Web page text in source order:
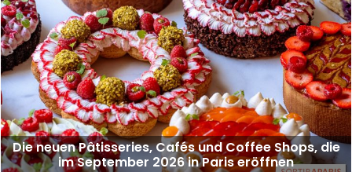
Die neuen Pâtisseries, Cafés und Coffee Shops, die
im September 2026 in Paris eröffnen